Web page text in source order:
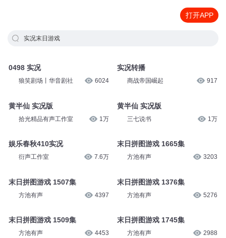
打开APP
实况末日游戏
0498 实况
狼笑剧场丨华音剧社 6024
黄半仙 实况版
拾光精品有声工作室 1万
娱乐春秋410实况
衍声工作室 7.6万
末日拼图游戏 1507集
方池有声 4397
末日拼图游戏 1509集
方池有声 4453
实况转播
商战帝国崛起 917
黄半仙 实况版
三七说书 1万
末日拼图游戏 1665集
方池有声 3203
末日拼图游戏 1376集
方池有声 5276
末日拼图游戏 1745集
方池有声 2988